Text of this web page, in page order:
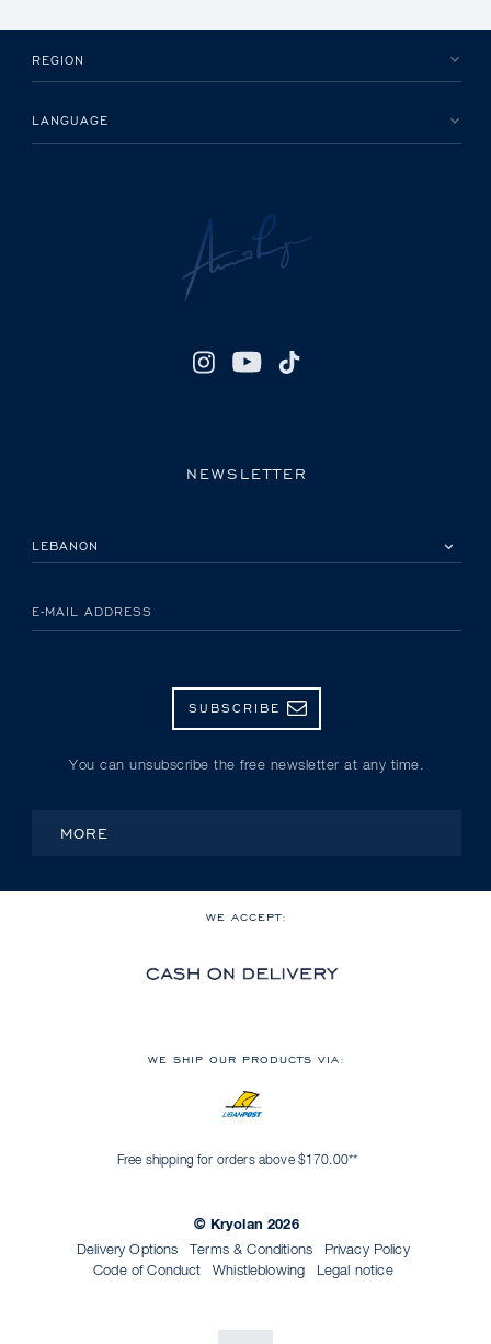
REGION
LANGUAGE
NEWSLETTER
E-MAIL ADDRESS
SUBSCRIBE
You can unsubscribe the free newsletter at any time.
MORE
WE ACCEPT:
WE SHIP OUR PRODUCTS VIA:
Free shipping for orders above $170.00**
© Kryolan 2026
Delivery Options
Terms & Conditions
Privacy Policy
Code of Conduct
Whistleblowing Legal notice